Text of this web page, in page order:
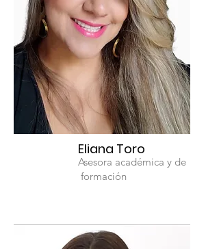
Eliana Toro
Asesora académica y de
formación